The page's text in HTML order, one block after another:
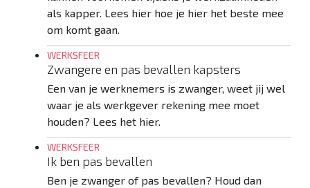
als kapper. Lees hier hoe je hier het beste mee
om komt gaan.
WERKSFEER
Zwangere en pas bevallen kapsters
Een van je werknemers is zwanger, weet jij wel
waar je als werkgever rekening mee moet
houden? Lees het hier.
WERKSFEER
Ik ben pas bevallen
Ben je zwanger of pas bevallen? Houd dan